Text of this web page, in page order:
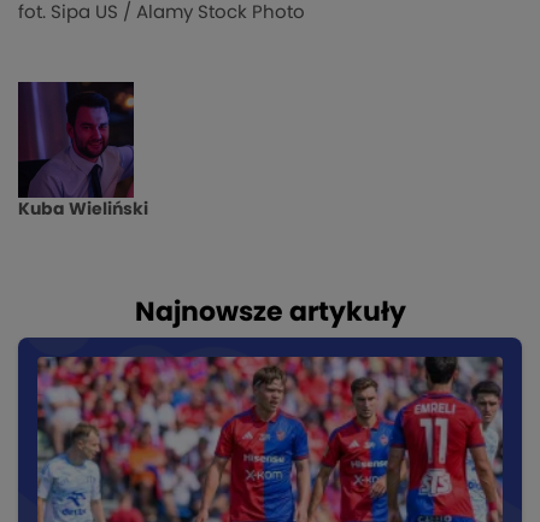
fot. Sipa US / Alamy Stock Photo
Kuba Wieliński
Najnowsze artykuły